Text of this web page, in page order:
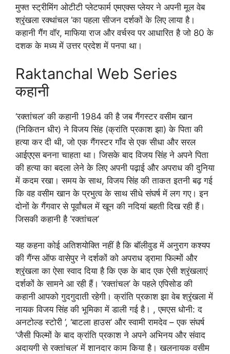
मुफ्त स्ट्रीमिंग ओटीटी प्लेटफार्म एमएक्स प्लेयर ने अपनी मूल वेब
श्रृंखला रक्थांचल ’का पहला सीजन दर्शकों के लिए लाया है।
कहानी गैंग वॉर, माफिया राज और वर्चस्व पर आधारित है जो 80 के
दशक के मध्य में उत्तर प्रदेश में पनपा था।
Raktanchal Web Series
कहानी
‘रक्तांचल’ की कहानी 1984 की है जब गैंगस्टर वसीम खान
(निकितन धीर) ने विजय सिंह (क्रांति प्रकाश झा) के पिता की
हत्या कर दी थी, जो एक गैंगस्टर गाँव से एक सीधा और सरल
आईएएस बनना चाहता था। जिसके बाद विजय सिंह ने अपने पिता
की हत्या का बदला लेने के लिए अपनी पढ़ाई और अपराध की दुनिया
में कदम रखा। समय के साथ, विजय सिंह की ताकत इतनी बढ़ गई
कि वह वसीम खान के प्रभुत्व के साथ सीधे संघर्ष में लग गए। इन
दोनों के गैंगवार से पूर्वांचल में खून की नदियां बहती दिख रही हैं।
जिसकी कहानी है ‘रक्तांचल’
यह कहना कोई अतिशयोक्ति नहीं है कि बॉलीवुड में अनुराग कश्यप
की गैंग्स ऑफ वासेपुर ने दर्शकों को अपराध ड्रामा फिल्मों और
श्रृंखला का ऐसा स्वाद दिया है कि एक के बाद एक ऐसी श्रृंखलाएं
दर्शकों के सामने आ रही हैं। ‘रक्तांचल’ के पहले एपिसोड की
कहानी आपको गुदगुदाती रहेगी। क्रांति प्रकाश झा वेब श्रृंखला में
नायक विजय सिंह की भूमिका में डाली गई है। , एमएस धोनी: द
अनटोल्ड स्टोरी ’, ‘बाटला हाउस’ और स्वामी रामदेव – एक संघर्ष
’जैसी फिल्मों के बाद क्रांति प्रकाश ने अपने अभिनय और संवाद
अदायगी से रक्तांचल’ में शानदार काम किया है। खलनायक वसीम